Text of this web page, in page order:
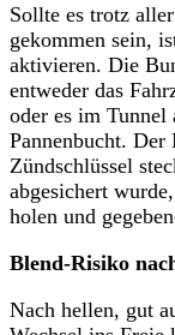
Sollte es trotz
gekommen sein,
aktivieren. Die
entweder das
oder es im Tunnel
Pannenbucht.
Zündschlüssel
abgesichert
holen und
Blend-Risiko
Nach hellen, gut